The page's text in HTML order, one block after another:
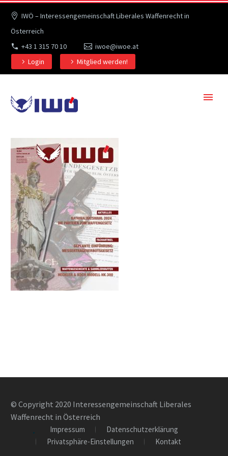
IWÖ – Interessengemeinschaft Liberales Waffenrecht in
Österreich
+43 1 315 70 10
iwoe@iwoe.at
Login
Mitglied werden!
© Copyright 2020 Interessengemeinschaft Liberales
Waffenrecht in Österreich
Impressum
Datenschutzerklärung
Privatsphäre-Einstellungen
Kontakt